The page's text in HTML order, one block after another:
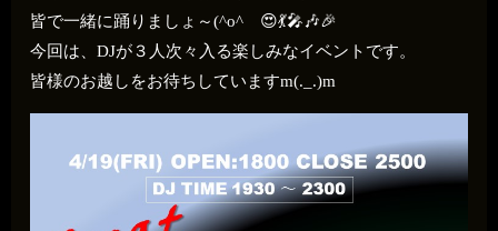
皆で一緒に踊りましょ～(^o^ゞ😍💃🎤🎶🎉
今回は、DJが３人次々入る楽しみなイベントです。
皆様のお越しをお待ちしていますm(._.)m